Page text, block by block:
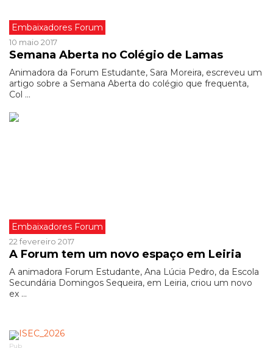
Embaixadores Forum
10 maio 2017
Semana Aberta no Colégio de Lamas
Animadora da Forum Estudante, Sara Moreira, escreveu um
artigo sobre a Semana Aberta do colégio que frequenta,
Col ...
Embaixadores Forum
22 fevereiro 2017
A Forum tem um novo espaço em Leiria
A animadora Forum Estudante, Ana Lúcia Pedro, da Escola
Secundária Domingos Sequeira, em Leiria, criou um novo
ex ...
Pub